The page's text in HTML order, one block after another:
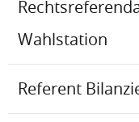
Wahlstation
Referent